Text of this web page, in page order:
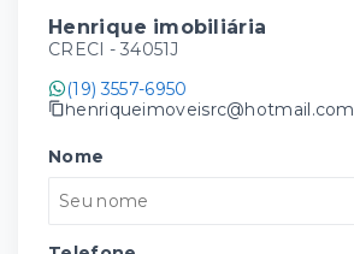
Henrique imobiliária
CRECI - 34051J
(19) 3557-6950
henriqueimoveisrc@hotmail.com
Nome